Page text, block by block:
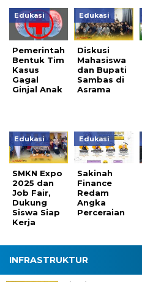
Edukasi
Pemerintah
Bentuk Tim
Kasus
Gagal
Ginjal Anak
Edukasi
Diskusi
Mahasiswa
dan Bupati
Sambas di
Asrama
Edukasi
SMKN Expo
2025 dan
Job Fair,
Dukung
Siswa Siap
Kerja
Edukasi
Sakinah
Finance
Redam
Angka
Perceraian
INFRASTRUKTUR